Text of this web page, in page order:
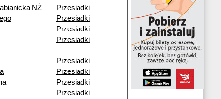
NŻ
Przesiadki
Przesiadki
Przesiadki
Przesiadki
Przesiadki
Przesiadki
Przesiadki
Przesiadki